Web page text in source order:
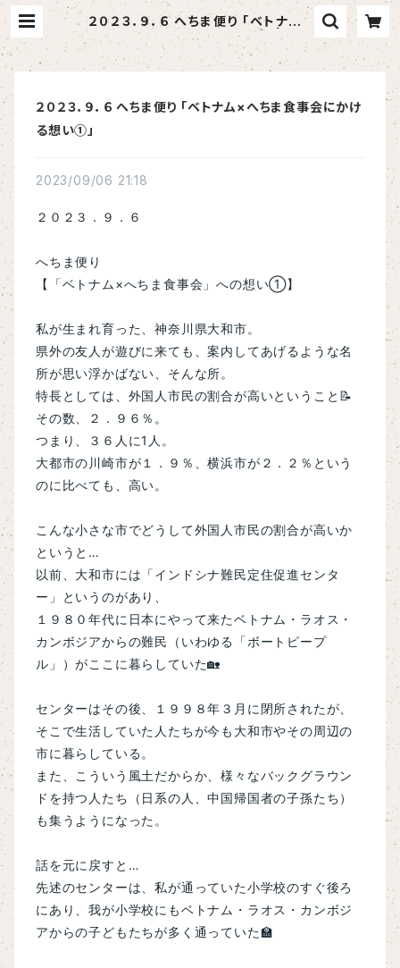
２０２３．９．６ へちま便り 「ベトナム×
へちま食事会にかける想い①」 | へち
ま屋さはらん
２０２３．９．６ へちま便り 「ベトナム×へちま食事会にかけ
る想い①」
2023/09/06 21:18
２０２３．９．６
へちま便り
【「ベトナム×へちま食事会」への想い①】
私が生まれ育った、神奈川県大和市。
県外の友人が遊びに来ても、案内してあげるような名
所が思い浮かばない、そんな所。
特長としては、外国人市民の割合が高いということ📝
その数、２．９６％。
つまり、３６人に1人。
大都市の川崎市が１．９％、横浜市が２．２％という
のに比べても、高い。
こんな小さな市でどうして外国人市民の割合が高いか
というと…
以前、大和市には「インドシナ難民定住促進センタ
ー」というのがあり、
１９８０年代に日本にやって来たベトナム・ラオス・
カンボジアからの難民（いわゆる「ボートピープ
ル」）がここに暮らしていた🏡
センターはその後、１９９８年３月に閉所されたが、
そこで生活していた人たちが今も大和市やその周辺の
市に暮らしている。
また、こういう風土だからか、様々なバックグラウン
ドを持つ人たち（日系の人、中国帰国者の子孫たち）
も集うようになった。
話を元に戻すと…
先述のセンターは、私が通っていた小学校のすぐ後ろ
にあり、我が小学校にもベトナム・ラオス・カンボジ
アからの子どもたちが多く通っていた🏫